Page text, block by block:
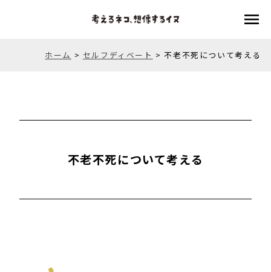
menu
ホーム > セルフディベート >不老不死について考える
不老不死について考える